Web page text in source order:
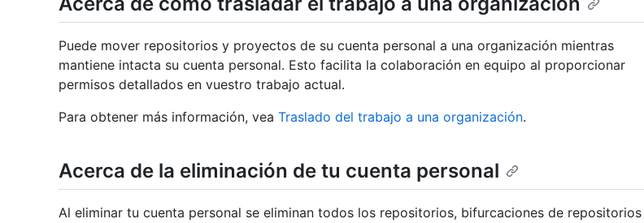
Puede mover repositorios y proyectos de su cuenta personal a una organización mientras
mantiene intacta su cuenta personal. Esto facilita la colaboración en equipo al proporcionar
permisos detallados en vuestro trabajo actual.
Para obtener más información, vea Traslado del trabajo a una organización.
Acerca de la eliminación de tu cuenta personal
Al eliminar tu cuenta personal se eliminan todos los repositorios, bifurcaciones de repositorios